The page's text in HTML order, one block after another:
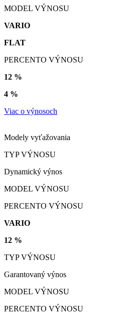
MODEL VÝNOSU
VARIO
FLAT
PERCENTO VÝNOSU
12 %
4 %
Viac o výnosoch
Modely vyťažovania
TYP VÝNOSU
Dynamický výnos
MODEL VÝNOSU
PERCENTO VÝNOSU
VARIO
12 %
TYP VÝNOSU
Garantovaný výnos
MODEL VÝNOSU
PERCENTO VÝNOSU